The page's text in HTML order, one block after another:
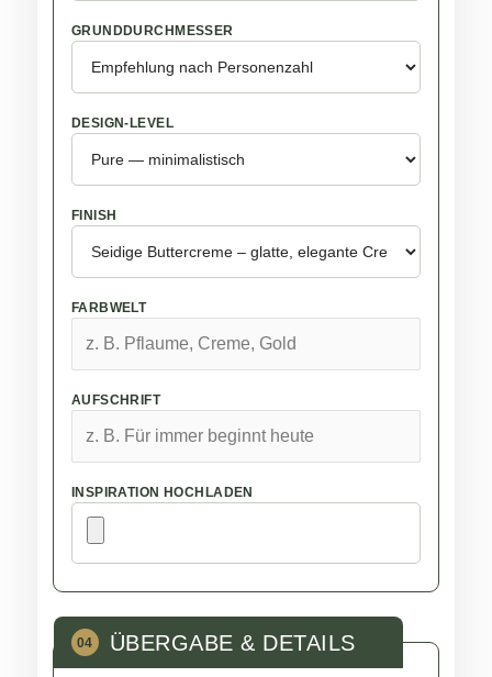
GRUNDDURCHMESSER
DESIGN-LEVEL
FINISH
FARBWELT
AUFSCHRIFT
INSPIRATION HOCHLADEN
04 ÜBERGABE & DETAILS